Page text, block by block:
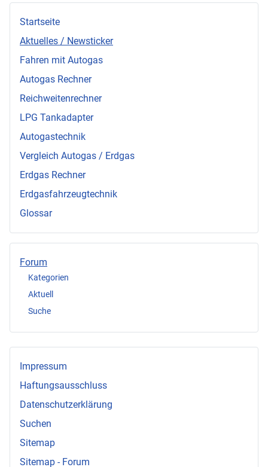
Startseite
Aktuelles / Newsticker
Fahren mit Autogas
Autogas Rechner
Reichweitenrechner
LPG Tankadapter
Autogastechnik
Vergleich Autogas / Erdgas
Erdgas Rechner
Erdgasfahrzeugtechnik
Glossar
Forum
Kategorien
Aktuell
Suche
Impressum
Haftungsausschluss
Datenschutzerklärung
Suchen
Sitemap
Sitemap - Forum